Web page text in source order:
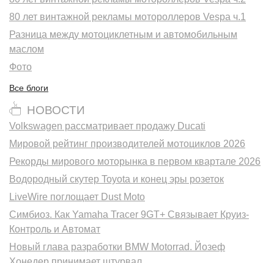
80 лет винтажной рекламы мотороллеров Vespa ч.1
Разница между мотоциклетным и автомобильным
маслом
Фото
Все блоги
НОВОСТИ
Volkswagen рассматривает продажу Ducati
Мировой рейтинг производителей мотоциклов 2026
Рекорды мирового моторынка в первом квартале 2026
Водородный скутер Toyota и конец эры розеток
LiveWire поглощает Dust Moto
Симбиоз. Как Yamaha Tracer 9GT+ Связывает Круиз-
Контроль и Автомат
Новый глава разработки BMW Motorrad. Йозеф